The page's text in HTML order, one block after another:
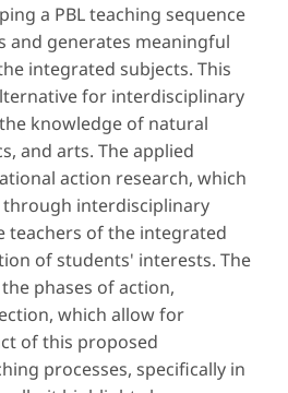
a PBL teaching sequence
and generates meaningful
integrated subjects. This
for interdisciplinary
knowledge of natural
and arts. The applied
action research, which
interdisciplinary
teachers of the integrated
of students' interests. The
phases of action,
which allow for
of this proposed
processes, specifically in